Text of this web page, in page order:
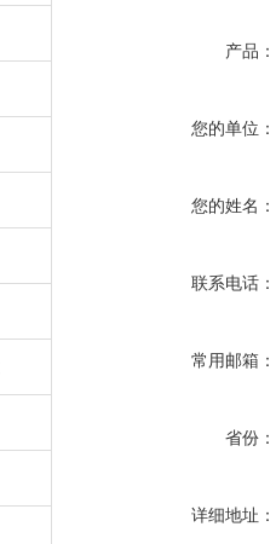
产品：
您的单位：
您的姓名：
联系电话：
常用邮箱：
省份：
详细地址：